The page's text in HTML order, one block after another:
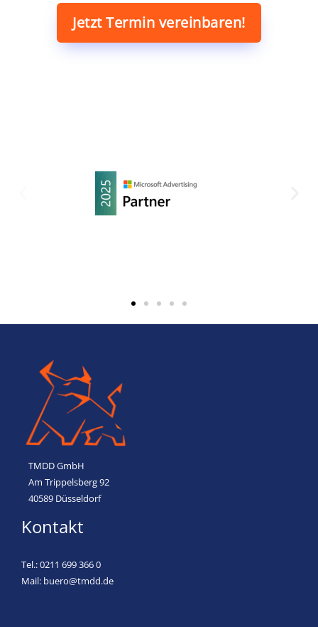
Jetzt Termin vereinbaren!
TMDD GmbH
Am Trippelsberg 92
40589 Düsseldorf
Kontakt
Tel.:0211 699 366 0
Mail: buero@tmdd.de